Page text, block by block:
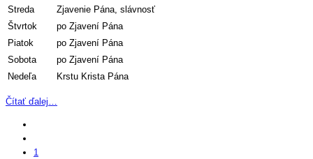
Streda
Zjavenie Pána, slávnosť
Štvrtok
po Zjavení Pána
Piatok
po Zjavení Pána
Sobota
po Zjavení Pána
Nedeľa
Krstu Krista Pána
Čítať ďalej…
1